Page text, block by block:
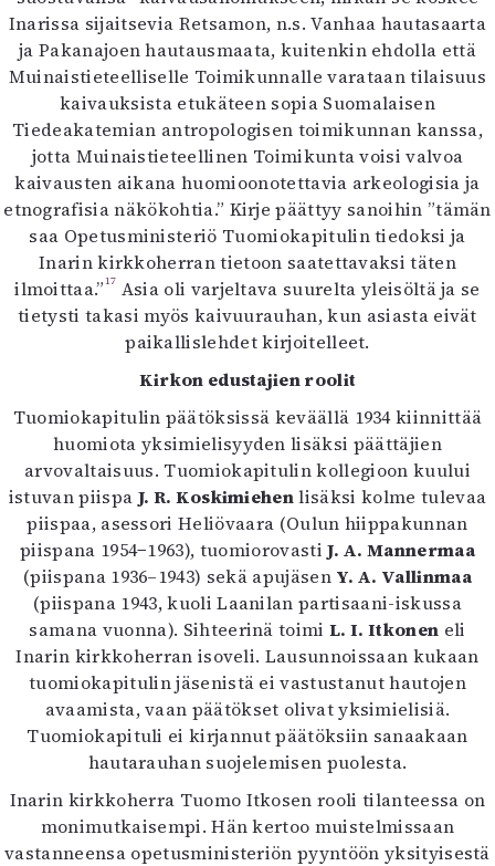
Inarissa sijaitsevia Retsamon, n.s. Vanhaa hautasaarta
ja Pakanajoen hautausmaata, kuitenkin ehdolla että
Muinaistieteelliselle Toimikunnalle varataan tilaisuus
kaivauksista etukäteen sopia Suomalaisen
Tiedeakatemian antropologisen toimikunnan kanssa,
jotta Muinaistieteellinen Toimikunta voisi valvoa
kaivausten aikana huomioonotettavia arkeologisia ja
etnografisia näkökohtia.” Kirje päättyy sanoihin ”tämän
saa Opetusministeriö Tuomiokapitulin tiedoksi ja
Inarin kirkkoherran tietoon saatettavaksi täten
ilmoittaa.” 17 Asia oli varjeltava suurelta yleisöltä ja se
tietysti takasi myös kaivuurauhan, kun asiasta eivät
paikallislehdet kirjoitelleet.
Kirkon edustajien roolit
Tuomiokapitulin päätöksissä keväällä 1934 kiinnittää
huomiota yksimielisyyden lisäksi päättäjien
arvovaltaisuus. Tuomiokapitulin kollegioon kuului
istuvan piispa J. R. Koskimiehenlisäksi kolme tulevaa
piispaa, asessori Heliövaara (Oulun hiippakunnan
piispana 1954−1963), tuomiorovastiJ. A. Mannermaa
(piispana 1936–1943) sekä apujäsen Y. A. Vallinmaa
(piispana 1943, kuoli Laanilan partisaani-iskussa
samana vuonna). Sihteerinä toimiL. I. Itkonen eli
Inarin kirkkoherran isoveli. Lausunnoissaan kukaan
tuomiokapitulin jäsenistä ei vastustanut hautojen
avaamista, vaan päätökset olivat yksimielisiä.
Tuomiokapituli ei kirjannut päätöksiin sanaakaan
hautarauhan suojelemisen puolesta.
Inarin kirkkoherra Tuomo Itkosen rooli tilanteessa on
monimutkaisempi. Hän kertoo muistelmissaan
vastanneensa opetusministeriön pyyntöön yksityisestä